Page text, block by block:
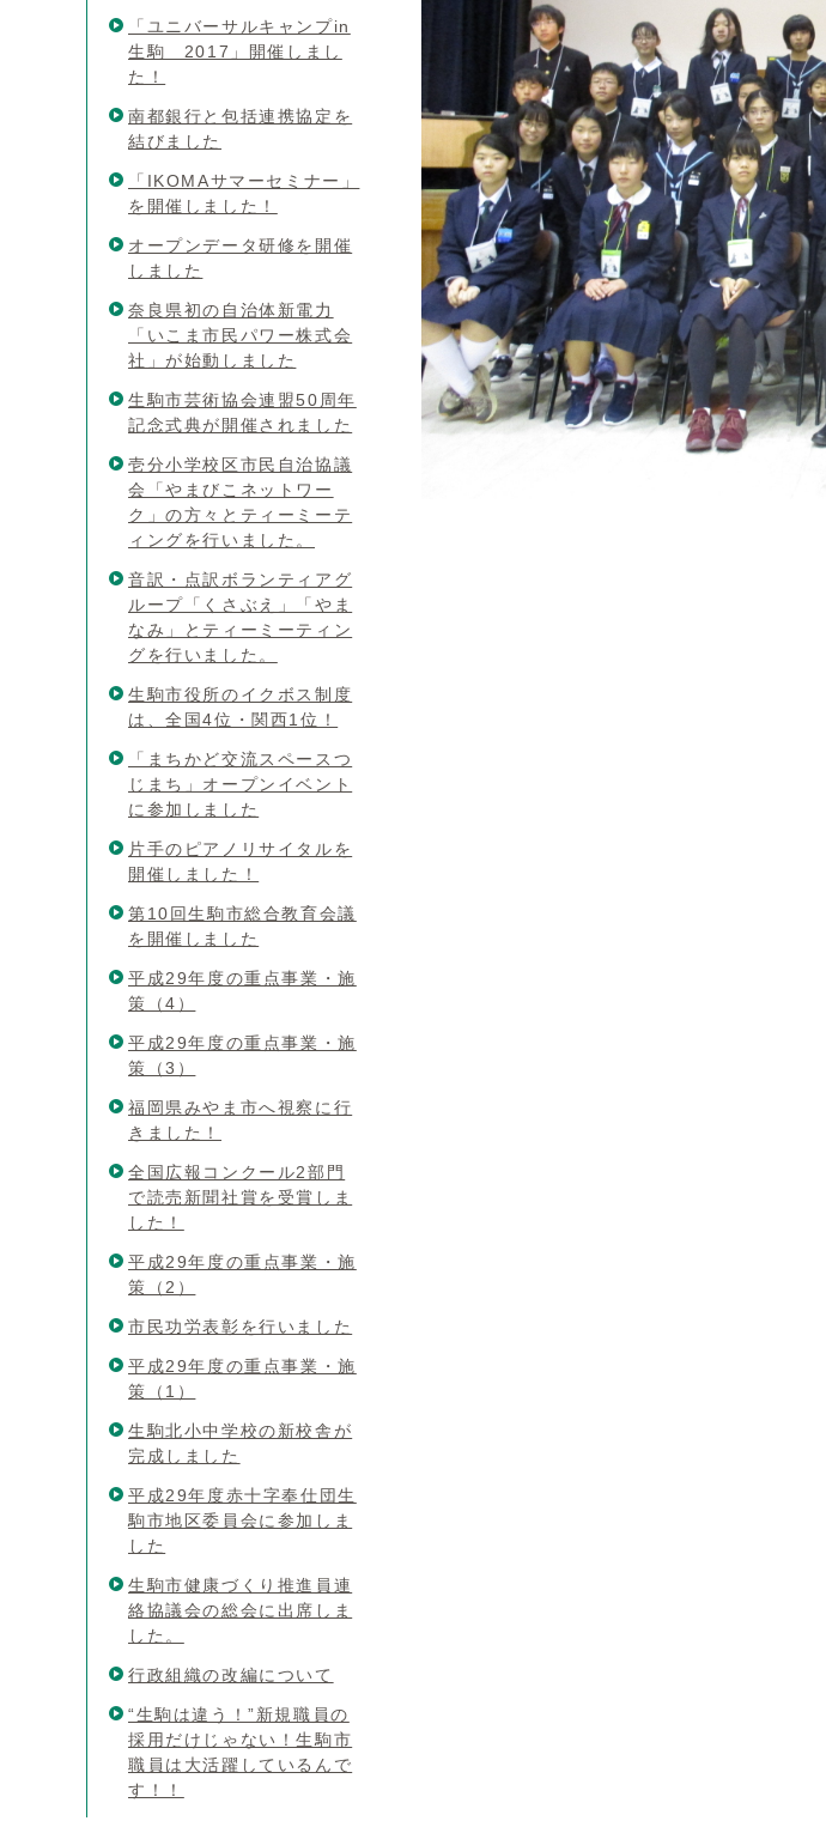
「ユニバーサルキャンプin
生駒 2017」開催しまし
た！
南都銀行と包括連携協定を
結びました
「IKOMAサマーセミナー」
を開催しました！
オープンデータ研修を開催
しました
奈良県初の自治体新電力
「いこま市民パワー株式会
社」が始動しました
生駒市芸術協会連盟50周年
記念式典が開催されました
壱分小学校区市民自治協議
会「やまびこネットワー
ク」の方々とティーミーテ
ィングを行いました。
音訳・点訳ボランティアグ
ループ「くさぶえ」「やま
なみ」とティーミーティン
グを行いました。
生駒市役所のイクボス制度
は、全国4位・関西1位！
「まちかど交流スペースつ
じまち」オープンイベント
に参加しました
片手のピアノリサイタルを
開催しました！
第10回生駒市総合教育会議
を開催しました
平成29年度の重点事業・施
策（4）
平成29年度の重点事業・施
策（3）
福岡県みやま市へ視察に行
きました！
全国広報コンクール2部門
で読売新聞社賞を受賞しま
した！
平成29年度の重点事業・施
策（2）
市民功労表彰を行いました
平成29年度の重点事業・施
策（1）
生駒北小中学校の新校舎が
完成しました
平成29年度赤十字奉仕団生
駒市地区委員会に参加しま
した
生駒市健康づくり推進員連
絡協議会の総会に出席しま
した。
行政組織の改編について
“生駒は違う！”新規職員の
採用だけじゃない！生駒市
職員は大活躍しているんで
す！！